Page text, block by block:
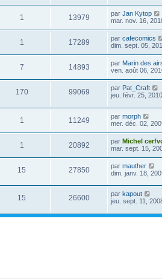
1 13979 par Jan Kytop
mar. nov. 16,
1 17289 par cafecomics
dim. sept. 05,
7 14893 par Marin des
ven. août 06,
170 99069 par Pat_Craft
jeu. févr. 25,
1 11249 par morph
mer. déc. 02,
1 20892 par Michel
mar. sept. 15,
15 27850 par mauther
dim. janv. 18,
15 26600 par kapout
jeu. sept. 11,